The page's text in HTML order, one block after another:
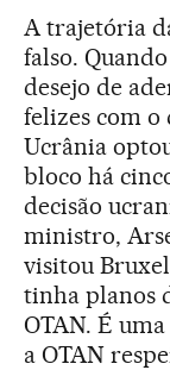
A trajetória
falso.
desejo de
felizes com o
Ucrânia
bloco há
decisão
ministro,
visitou
tinha planos
OTAN. É
a OTAN